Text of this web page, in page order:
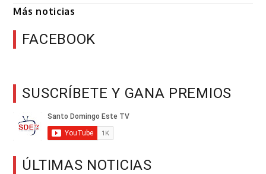
Más noticias
FACEBOOK
SUSCRÍBETE Y GANA PREMIOS
ÚLTIMAS NOTICIAS